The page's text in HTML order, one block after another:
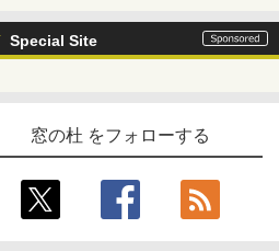
Special Site
窓の杜 をフォローする